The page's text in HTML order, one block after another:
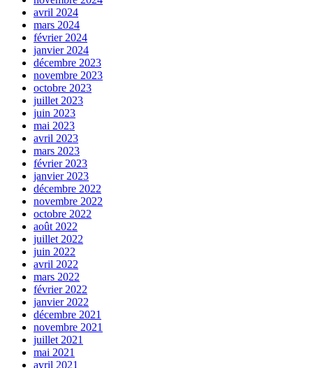
avril 2024
mars 2024
février 2024
janvier 2024
décembre 2023
novembre 2023
octobre 2023
juillet 2023
juin 2023
mai 2023
avril 2023
mars 2023
février 2023
janvier 2023
décembre 2022
novembre 2022
octobre 2022
août 2022
juillet 2022
juin 2022
avril 2022
mars 2022
février 2022
janvier 2022
décembre 2021
novembre 2021
juillet 2021
mai 2021
avril 2021